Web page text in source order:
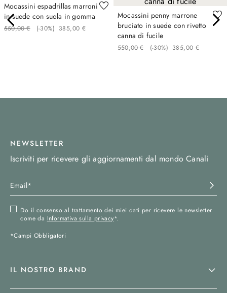
Mocassini espadrillas marroni
in suede con suola in gomma
550,00 € (-30%) 385,00 €
Mocassini penny marrone
bruciato in suede con rivetto
canna di fucile
550,00 € (-30%) 385,00 €
NEWSLETTER
Iscriviti per ricevere gli aggiornamenti dal mondo Canali
Do il consenso al trattamento dei miei dati per ricevere le newsletter
come da Informativa sulla privacy*.
*Campi Obbligatori
IL NOSTRO BRAND